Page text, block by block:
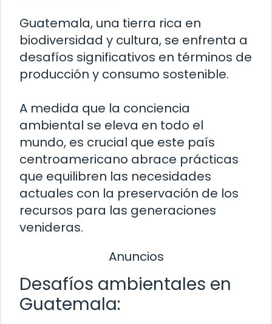
Guatemala, una tierra rica en
biodiversidad y cultura, se enfrenta a
desafíos significativos en términos de
producción y consumo sostenible.
A medida que la conciencia
ambiental se eleva en todo el
mundo, es crucial que este país
centroamericano abrace prácticas
que equilibren las necesidades
actuales con la preservación de los
recursos para las generaciones
venideras.
Anuncios
Desafíos ambientales en
Guatemala: